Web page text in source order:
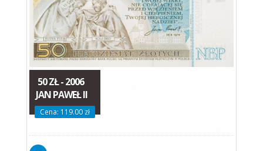
50 ZŁ - 2006
JAN PAWEŁ II
Cena: 119.00 zł